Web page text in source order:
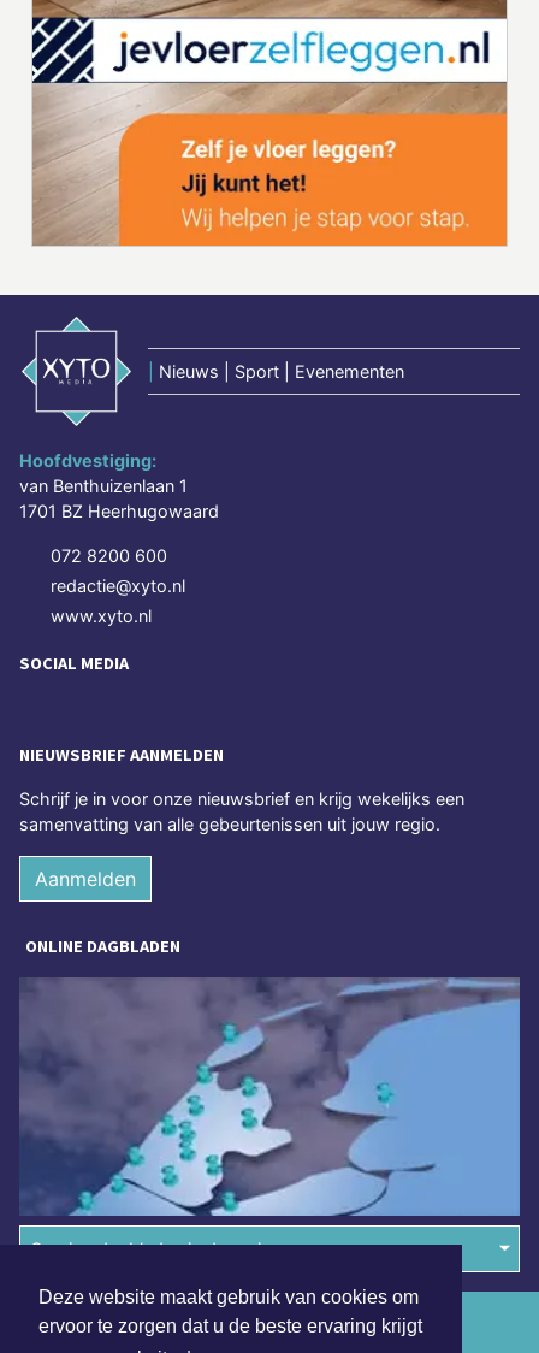
Deze website maakt gebruik van cookies om
ervoor te zorgen dat u de beste ervaring krijgt
Nieuws | Sport | Evenementen
Hoofdvestiging:
van Benthuizenlaan 1
1701 BZ Heerhugowaard
072 8200 600
redactie@xyto.nl
www.xyto.nl
SOCIAL MEDIA
NIEUWSBRIEF AANMELDEN
Schrijf je in voor onze nieuwsbrief en krijg wekelijks een
samenvatting van alle gebeurtenissen uit jouw regio.
Aanmelden
ONLINE DAGBLADEN
Overige dagbladen in de regio
Algemene voorwaarden